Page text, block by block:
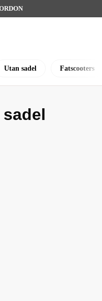
Utan sadel Fatscooters